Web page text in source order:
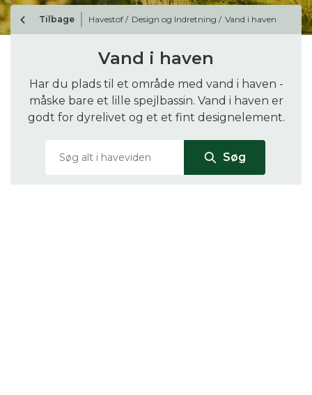
Tilbage Havestof / Design og Indretning / Vand i haven
Vand i haven
Har du plads til et område med vand i haven -
måske bare et lille spejlbassin. Vand i haven er
godt for dyrelivet og et et fint designelement.
Søg